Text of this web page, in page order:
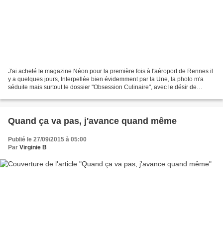
J'ai acheté le magazine Néon pour la première fois à l'aéroport de Rennes il
y a quelques jours, Interpellée bien évidemment par la Une, la photo m'a
séduite mais surtout le dossier "Obsession Culinaire", avec le désir de
Quand ça va pas, j'avance quand même
Publié le 27/09/2015 à 05:00
Par Virginie B